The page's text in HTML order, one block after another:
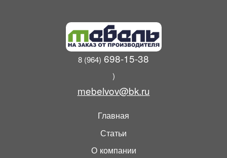
6.Шкаф-пенал
ШхВхГ: 600х215х500
8 (964) 698-15-38
)
mebelvov@bk.ru
Главная
Статьи
О компании